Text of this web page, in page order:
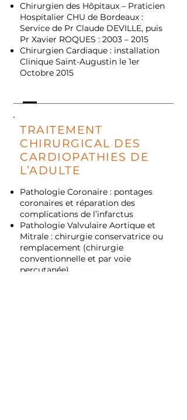
Chirurgien des Hôpitaux – Praticien
Hospitalier CHU de Bordeaux :
Service de Pr Claude DEVILLE, puis
Pr Xavier ROQUES : 2003 – 2015
Chirurgien Cardiaque : installation
Clinique Saint-Augustin le 1er
Octobre 2015
TRAITEMENT
CHIRURGICAL DES
CARDIOPATHIES DE
L’ADULTE
Pathologie Coronaire : pontages
coronaires et réparation des
complications de l’infarctus
Pathologie Valvulaire Aortique et
Mitrale : chirurgie conservatrice ou
remplacement (chirurgie
conventionnelle et par voie
percutanée)